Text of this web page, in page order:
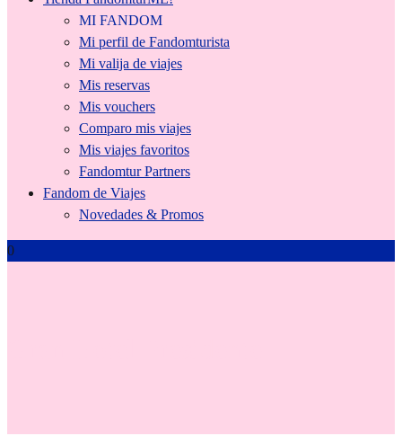
MI FANDOM
Mi perfil de Fandomturista
Mi valija de viajes
Mis reservas
Mis vouchers
Comparo mis viajes
Mis viajes favoritos
Fandomtur Partners
Fandom de Viajes
Novedades & Promos
0